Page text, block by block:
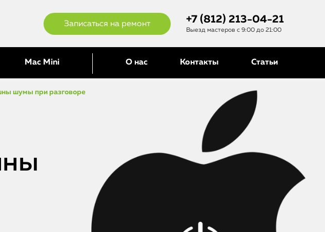
Записаться на ремонт +7 (812) 213-04-21
Выезд мастеров с 9:00 до 21:00
Mac Mini О нас Контакты Статьи
шумы при разговоре